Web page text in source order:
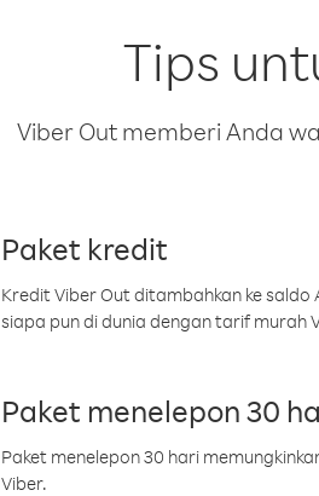
Tips
Viber Out memberi Anda
Paket kredit
Kredit Viber Out ditambahkan ke
siapa pun di dunia dengan tarif murah
Paket menelepon 30
Paket menelepon 30 hari
Viber.